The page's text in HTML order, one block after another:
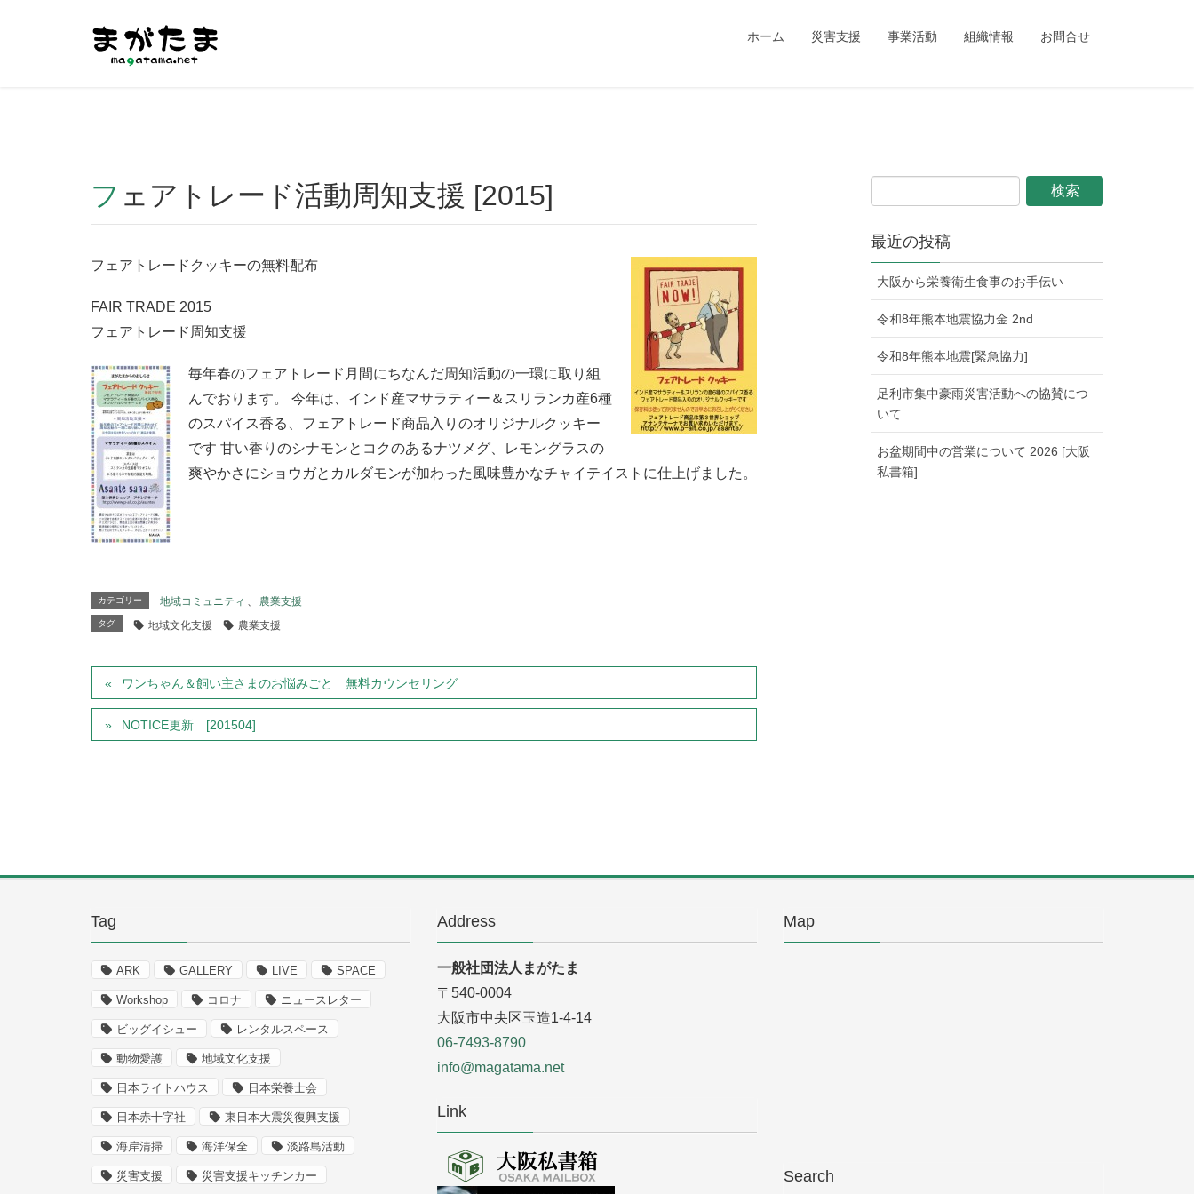
: Undefined array key "HTTP_REFERER" in /home/r2549115/public_html/magatama.net/wp-content/themes/lightning_child/single.php on line1
ホーム 災害支援 事業活動 組織情報 お問合せ
フェアトレード活動周知支援 [2015]
フェアトレードクッキーの無料配布
FAIR TRADE 2015
フェアトレード周知支援
毎年春のフェアトレード月間にちなんだ周知活動の一環に取り組
んでおります。 今年は、インド産マサラティー＆スリランカ産6種
のスパイス香る、フェアトレード商品入りのオリジナルクッキー
です 甘い香りのシナモンとコクのあるナツメグ、レモングラスの
爽やかさにショウガとカルダモンが加わった風味豊かなチャイテイストに仕上げました。
カテゴリー 地域コミュニティ 、 農業支援
タグ 地域文化支援 農業支援
ワンちゃん＆飼い主さまのお悩みごと 無料カウンセリング
NOTICE更新 [201504]
最近の投稿
大阪から栄養衛生食事のお手伝い
令和8年熊本地震協力金 2nd
令和8年熊本地震[緊急協力]
足利市集中豪雨災害活動への協賛につ
いて
お盆期間中の営業について 2026 [大阪
私書箱]
Tag
ARK GALLERY LIVE SPACE
Workshop コロナ ニュースレター
ビッグイシュー レンタルスペース
動物愛護 地域文化支援
日本ライトハウス 日本栄養士会
日本赤十字社 東日本大震災復興支援
海岸清掃 海洋保全 淡路島活動
災害支援 災害支援キッチンカー
Address
一般社団法人まがたま
〒540-0004
大阪市中央区玉造1-4-14
06-7493-8790
info@magatama.net
Link
Map
Search